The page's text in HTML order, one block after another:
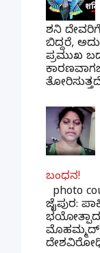
ಶನಿ
ಬಿದ್ದರೆ,
ಪ್ರಮುಖ
ಬಂಧನ!
photo
ಜೈಪುರ:
ಮೊಹಮ್ಮದ್'
ದೇಶವಿರೋಧಿ